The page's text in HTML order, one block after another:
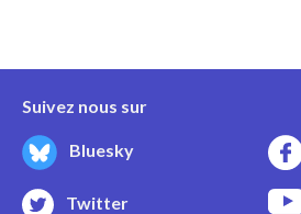
Suivez nous sur
Bluesky
Twitter